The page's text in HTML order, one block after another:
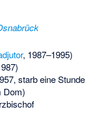
, 1987–1995)
starb eine Stunde
Dom)